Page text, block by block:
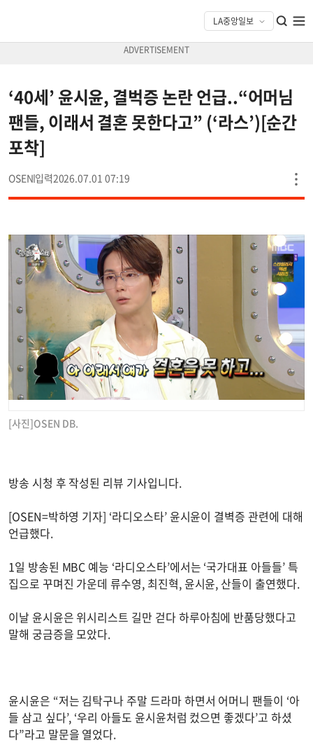
‘40세’ 윤시윤, 결벅증 논란 언급..“어머님
팬들, 이래서 결혼 못한다고” (‘라스’)[순간
포착]
OSEN 2026.07.01 07:19
[사진]OSEN DB.
방송 시청 후 작성된 리뷰 기사입니다.
[OSEN=박하영 기자] ‘라디오스타’ 윤시윤이 결벽증 관련에 대해
언급했다.
1일 방송된 MBC 예능 ‘라디오스타’에서는 ‘국가대표 아들들’ 특
집으로 꾸며진 가운데 류수영, 최진혁, 윤시윤, 산들이 출연했다.
이날 윤시윤은 위시리스트 길만 걷다 하루아침에 반품당했다고
말해 궁금증을 모았다.
윤시윤은 “저는 김탁구나 주말 드라마 하면서 어머니 팬들이 ‘아
들 삼고 싶다’, ‘우리 아들도 윤시윤처럼 컸으면 좋겠다’고 하셨
다”라고 말문을 열었다.